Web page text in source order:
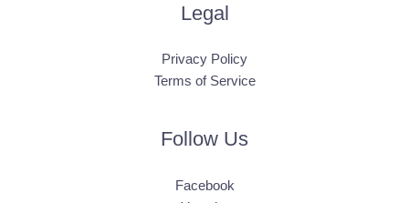
Legal
Privacy Policy
Terms of Service
Follow Us
Facebook